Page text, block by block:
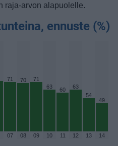
raja-arvon alapuolelle.
ennuste (%)
71 70
71
63
60
63
54
49
07 08 09 10 11 12 13 14